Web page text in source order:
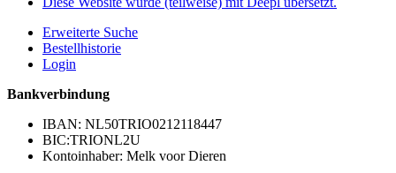
Erweiterte Suche
Bestellhistorie
Login
Bankverbindung
IBAN: NL50TRIO0212118447
BIC:TRIONL2U
Kontoinhaber: Melk voor Dieren